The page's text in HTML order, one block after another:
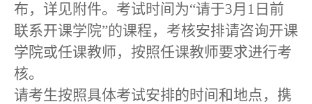
布，详见附件。考试时间为“请于3月1日前
联系开课学院”的课程，考核安排请咨询开课
学院或任课教师，按照任课教师要求进行考
核。
请考生按照具体考试安排的时间和地点，携